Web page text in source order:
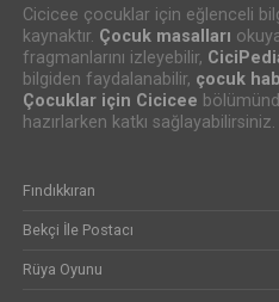
Cicicee çocuklar için eğlenceli
kaynaktır. Çocuk masalları
fragmanlarını izleyebilir,
bilgiden faydalanabilir, çocuk
Çocuklar için Cicicee
hazırlarken katkı sağlayabilirsiniz.
Fındıkkıran
Bekçi İle Postacı
Rüya Oyunu